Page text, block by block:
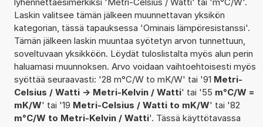
Laskin valitsee tämän jälkeen muunnettavan yksikön
kategorian, tässä tapauksessa 'Ominais lämpöresistanssi'.
Tämän jälkeen laskin muuntaa syötetyn arvon tunnettuun,
soveltuvaan yksikköön. Löydät tuloslistalta myös alun perin
haluamasi muunnoksen. Arvo voidaan vaihtoehtoisesti myös
syöttää seuraavasti: '28 m°C/W to mK/W' tai '91 Metri-
Celsius / Watti -> Metri-Kelvin / Watti' tai '55 m°C/W =
mK/W' tai '19 Metri-Celsius / Watti to mK/W' tai '82
m°C/W to Metri-Kelvin / Watti'. Tässä käyttötavassa